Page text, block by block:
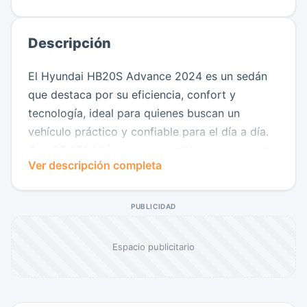
Descripción
El Hyundai HB20S Advance 2024 es un sedán
que destaca por su eficiencia, confort y
tecnología, ideal para quienes buscan un
vehículo práctico y confiable para el día a día.
en muy buen estado y listo para seguir
ofreciendo un excelente desempeño.
con pantalla multimedia, Apple CarPlay, Android
Ver descripción completa
PUBLICIDAD
Espacio publicitario